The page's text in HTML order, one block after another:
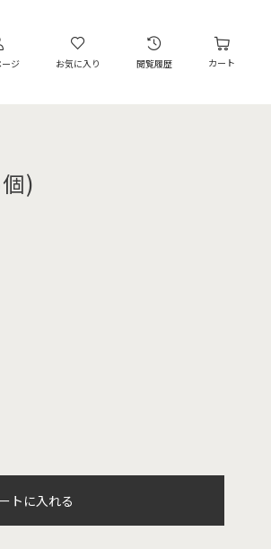
ジ お気に入り 閲覧履歴 カート
)
トに入れる